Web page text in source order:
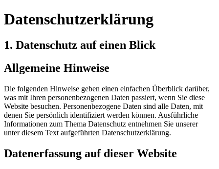
Datenschutzerklärung
1. Datenschutz auf einen Blick
Allgemeine Hinweise
Die folgenden Hinweise geben einen einfachen Überblick darüber,
was mit Ihren personenbezogenen Daten passiert, wenn Sie diese
Website besuchen. Personenbezogene Daten sind alle Daten, mit
denen Sie persönlich identifiziert werden können. Ausführliche
Informationen zum Thema Datenschutz entnehmen Sie unserer
unter diesem Text aufgeführten Datenschutzerklärung.
Datenerfassung auf dieser Website